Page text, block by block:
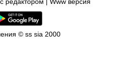
редактором Www версия
© ss sia 2000